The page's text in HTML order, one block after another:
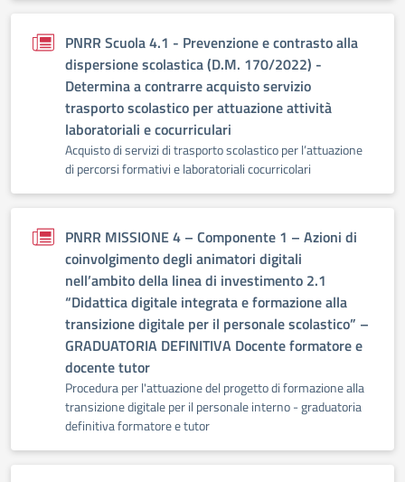
PNRR Scuola 4.1 - Prevenzione e contrasto alla
dispersione scolastica (D.M. 170/2022) -
Determina a contrarre acquisto servizio
trasporto scolastico per attuazione attività
laboratoriali e cocurriculari
Acquisto di servizi di trasporto scolastico per l’attuazione
di percorsi formativi e laboratoriali cocurricolari
PNRR MISSIONE 4 – Componente 1 – Azioni di
coinvolgimento degli animatori digitali
nell’ambito della linea di investimento 2.1
“Didattica digitale integrata e formazione alla
transizione digitale per il personale scolastico” –
GRADUATORIA DEFINITIVA Docente formatore e
docente tutor
Procedura per l'attuazione del progetto di formazione alla
transizione digitale per il personale interno - graduatoria
definitiva formatore e tutor